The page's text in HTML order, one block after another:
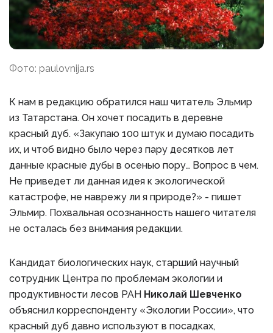
Фото: paulovnija.rs
К нам в редакцию обратился наш читатель Эльмир
из Татарстана. Он хочет посадить в деревне
красный дуб. «Закупаю 100 штук и думаю посадить
их, и чтоб видно было через пару десятков лет
данные красные дубы в осенью пору… Вопрос в чем.
Не приведет ли данная идея к экологической
катастрофе, не наврежу ли я природе?» - пишет
Эльмир. Похвальная осознанность нашего читателя
не осталась без внимания редакции.
Кандидат биологических наук, старший научный
сотрудник Центра по проблемам экологии и
продуктивности лесов РАН Николай Шевченко
объяснил корреспонденту «Экологии России», что
красный дуб давно используют в посадках,